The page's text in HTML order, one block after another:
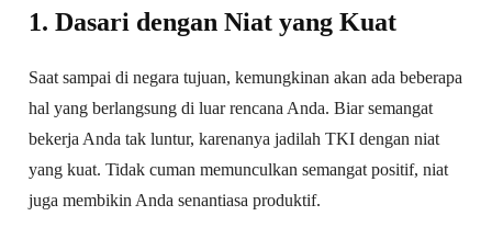
1. Dasari dengan Niat yang Kuat
Saat sampai di negara tujuan, kemungkinan akan ada beberapa
hal yang berlangsung di luar rencana Anda. Biar semangat
bekerja Anda tak luntur, karenanya jadilah TKI dengan niat
yang kuat. Tidak cuman memunculkan semangat positif, niat
juga membikin Anda senantiasa produktif.